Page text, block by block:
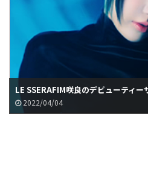
LE SSERAFIM咲良のデビューティー
2022/04/04